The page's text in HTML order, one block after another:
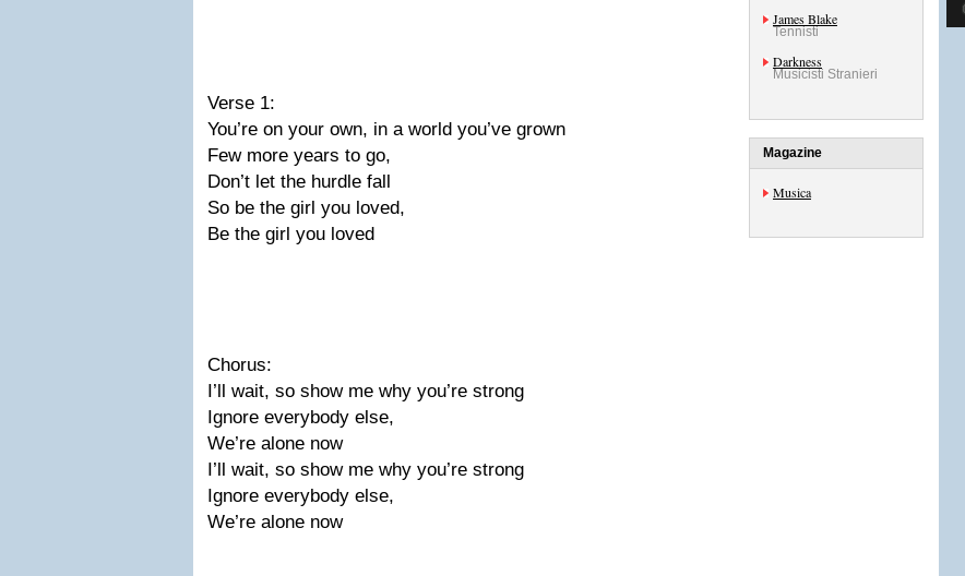
Verse 1:
You’re on your own, in a world you’ve grown
Few more years to go,
Don’t let the hurdle fall
So be the girl you loved,
Be the girl you loved
Chorus:
I’ll wait, so show me why you’re strong
Ignore everybody else,
We’re alone now
I’ll wait, so show me why you’re strong
Ignore everybody else,
We’re alone now
James Blake
Tennisti
Darkness
Musicisti Stranieri
Magazine
Musica